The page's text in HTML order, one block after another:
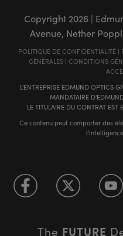
Copyright 2026|
Avenue, Nether
POLITIQUE DE CONFIDENTIALITÉ|
GÉNÈRALES| CONDITIONS
L'ENTREPRISE EDMUND OPTICS
MANDATAIRE
LE TITULAIRE DU CONTRAT
Ce contenu peut comporter des
The FUTURE